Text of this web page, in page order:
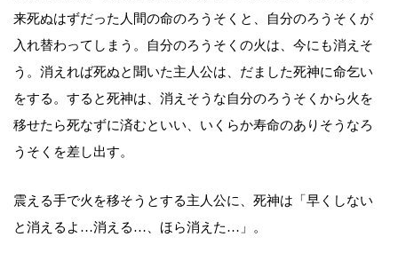
来死ぬはずだった人間の命のろうそくと、自分のろうそくが
入れ替わってしまう。自分のろうそくの火は、今にも消えそ
う。消えれば死ぬと聞いた主人公は、だました死神に命乞い
をする。すると死神は、消えそうな自分のろうそくから火を
移せたら死なずに済むといい、いくらか寿命のありそうなろ
うそくを差し出す。
震える手で火を移そうとする主人公に、死神は「早くしない
と消えるよ…消える…、ほら消えた…」。